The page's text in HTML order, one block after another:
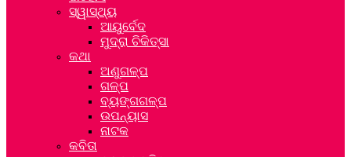
ସ୍ୱାସ୍ଥ୍ୟ
ଆୟୁର୍ବେଦ
ମୁଦ୍ରା ଚିକିତ୍ସା
କଥା
ଅଣୁଗଳ୍ପ
ଗଳ୍ପ
ବ୍ୟଙ୍ଗଗଳ୍ପ
ଉପନ୍ୟାସ
ନାଟକ
କବିତା